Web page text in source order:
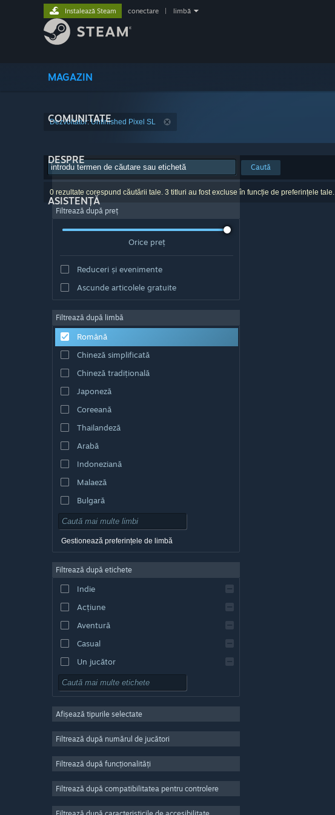
MAGAZIN
COMUNITATE
DESPRE
ASISTENȚĂ
Instalează Steam conectare limbă
Dezvoltator: Unfinished Pixel SL
Caută
0 rezultate corespund căutării tale. 3 titluri au fost excluse în funcție de preferințele tale.
Filtrează după preț
Orice preț
Reduceri și evenimente
Ascunde articolele gratuite
Filtrează după limbă
Română
Chineză simplificată
Chineză tradițională
Japoneză
Coreeană
Thailandeză
Arabă
Indoneziană
Malaeză
Bulgară
Cehă
Daneză
Engleză
Spaniolă - Spania
Spaniolă - America Latină
Gestionează preferințele de limbă
Filtrează după etichete
Indie
Acțiune
Aventură
Casual
Un jucător
Simulare
Strategie
2D
Gratuit
Afișează tipurile selectate
Filtrează după numărul de jucători
Filtrează după funcționalități
Filtrează după compatibilitatea pentru controlere